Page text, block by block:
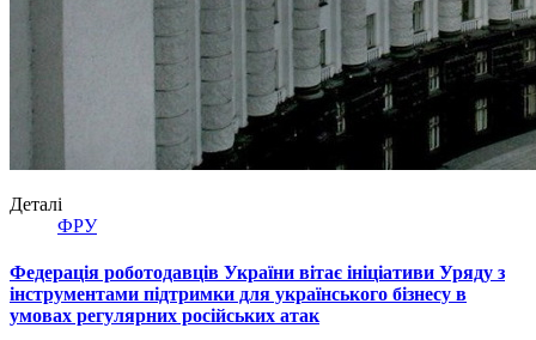
Деталі
ФРУ
Федерація роботодавців України вітає ініціативи Уряду з
інструментами підтримки для українського бізнесу в
умовах регулярних російських атак